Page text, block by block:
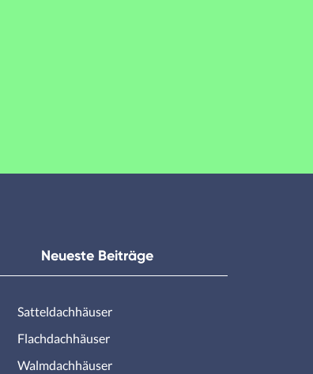
Neueste Beiträge
Satteldachhäuser
Flachdachhäuser
Walmdachhäuser